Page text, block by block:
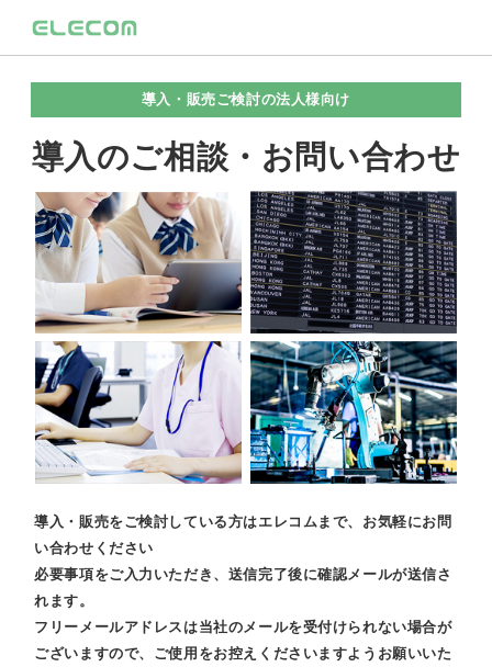
導入・販売ご検討の法人様向け
導入のご相談・お問い合わせ
導入・販売をご検討している方はエレコムまで、お気軽にお問
い合わせください
必要事項をご入力いただき、送信完了後に確認メールが送信さ
れます。
フリーメールアドレスは当社のメールを受付けられない場合が
ございますので、ご使用をお控えくださいますようお願いいた